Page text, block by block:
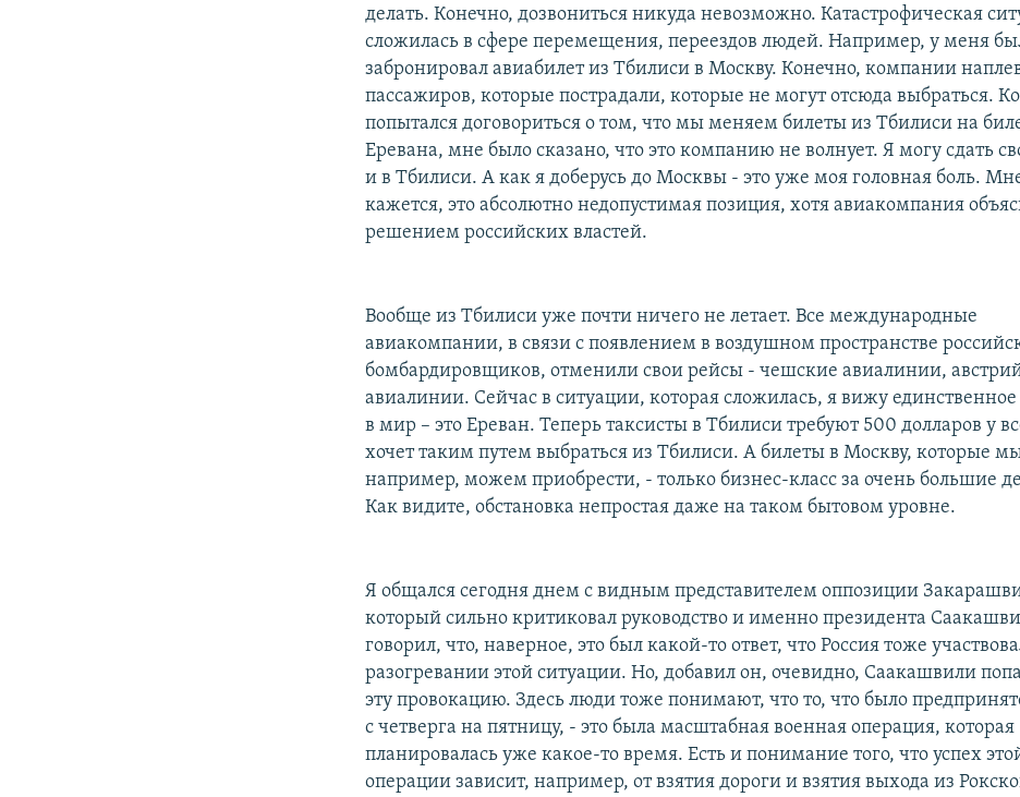
делать. Конечно, дозвониться никуда невозможно. Катастрофическая
сложилась в сфере перемещения, переездов людей. Например, у меня
забронировал авиабилет из Тбилиси в Москву. Конечно, компании
пассажиров, которые пострадали, которые не могут отсюда выбраться.
попытался договориться о том, что мы меняем билеты из Тбилиси на
Еревана, мне было сказано, что это компанию не волнует. Я могу сдать
и в Тбилиси. А как я доберусь до Москвы - это уже моя головная боль.
кажется, это абсолютно недопустимая позиция, хотя авиакомпания
решением российских властей.
Вообще из Тбилиси уже почти ничего не летает. Все международные
авиакомпании, в связи с появлением в воздушном пространстве
бомбардировщиков, отменили свои рейсы - чешские авиалинии,
авиалинии. Сейчас в ситуации, которая сложилась, я вижу
в мир – это Ереван. Теперь таксисты в Тбилиси требуют 500 долларов у
хочет таким путем выбраться из Тбилиси. А билеты в Москву, которые
например, можем приобрести, - только бизнес-класс за очень большие
Как видите, обстановка непростая даже на таком бытовом уровне.
Я общался сегодня днем с видным представителем оппозиции
который сильно критиковал руководство и именно президента
говорил, что, наверное, это был какой-то ответ, что Россия тоже
разогревании этой ситуации. Но, добавил он, очевидно, Саакашвили
эту провокацию. Здесь люди тоже понимают, что то, что было
с четверга на пятницу, - это была масштабная военная операция, которая
планировалась уже какое-то время. Есть и понимание того, что успех
операции зависит, например, от взятия дороги и взятия выхода из